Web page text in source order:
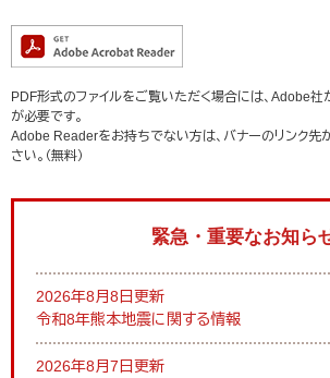
PDF形式のファイルをご覧いただく場合には、Adobe
が必要です。
Adobe Readerをお持ちでない方は、バナーのリンク先
さい。（無料）
緊急・重要なお知ら
2026年8月8日更新
令和8年熊本地震に関する情報
2026年8月7日更新